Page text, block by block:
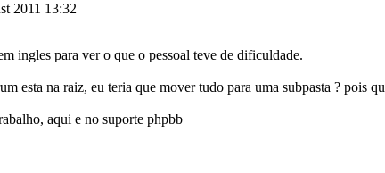
2011 13:32
ingles para ver o que o pessoal teve de dificuldade.
esta na raiz, eu teria que mover tudo para uma subpasta ? pois
aqui e no suporte phpbb